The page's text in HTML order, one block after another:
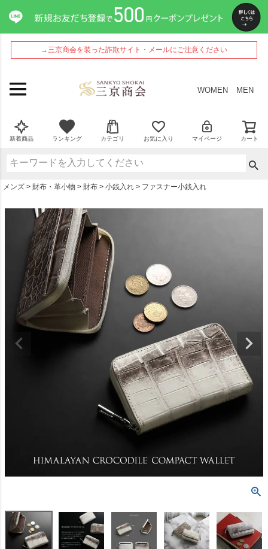
→三京商会を装った詐欺サイト・メールにご注意ください
WOMEN MEN
新着商品 ランキング カテゴリ お気に入り マイページ カート
メンズ 財布・革小物 財布 小銭入れ ファスナー小銭入れ
ペー
ジト
ップ
へ